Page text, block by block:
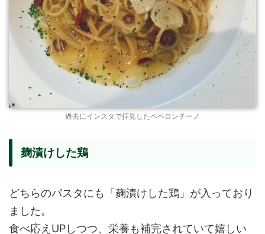
過去にインスタで拝見したペペロンチーノ
麹漬けした鶏
どちらのパスタにも「麹漬けした鶏」が入っており
ました。
食べ応えUPしつつ、栄養も補完されていて嬉しい